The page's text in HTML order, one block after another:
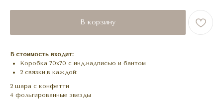
В корзину
В стоимость входит:
Коробка 70х70 с инд.надписью и бантом
2 связки,в каждой:
2 шара с конфетти
4 фольгированные звезды